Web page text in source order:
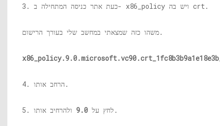
3. כעת אתר כניסה המתחילה ב- x86_policy ויש בה crt.
משהו כזה שמצאתי במחשב שלי בעורך הרישום.
x86_policy.9.0.
4. הרחב אותו.
5. לחץ על 9.0 ולהרחיב אותו.